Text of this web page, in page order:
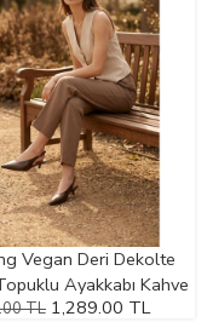
Vegan Deri Dekolte
Ayakkabı Kahve
TL 1,289.00 TL